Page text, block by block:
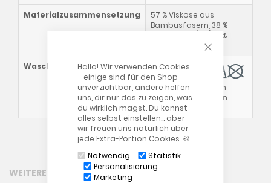
CLOSE
Hallo! Wir verwenden Cookies
– einige sind für den Shop
unverzichtbar, andere helfen
uns, dir nur das zu zeigen, was
du wirklich magst. Du kannst
alles selbst einstellen… aber
wir freuen uns natürlich über
jede Extra-Portion Cookies. 🍪
Notwendig
Statistik
Personalisierung
Marketing
Materialzusammensetzung
57 % Viskose aus
Bambusfasern, 38 %
Baumwolle (Bio), 5 %
Waschhinweise
Bitte beachte auch
unsere allgemeinen
Waschhinweise
WEITERE INFORMATIONEN